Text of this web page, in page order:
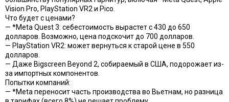
Vision Pro, PlayStation VR2 и Pico.
Что будет с ценами?
— *Meta Quest 3: себестоимость вырастет с 430 до 650
долларов. Возможно, цена подскочит до 700 долларов.
— PlayStation VR2: может вернуться к старой цене в 550
долларов.
— Даже Bigscreen Beyond 2, собираемый в США, подорожает из-
за импортных компонентов.
Попытки компаний:
— *Meta переносит часть производства во Вьетнам, но разница